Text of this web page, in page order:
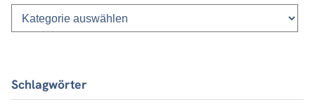
Schlagwörter